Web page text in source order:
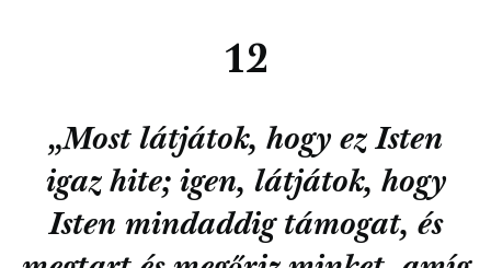
12
„Most látjátok, hogy ez Isten
igaz hite; igen, látjátok, hogy
Isten mindaddig támogat, és